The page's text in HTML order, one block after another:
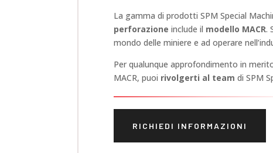
La gamma di prodotti SPM Special
perforazione include il modello MACR.
mondo delle miniere e ad operare
Per qualunque approfondimento in
MACR, puoi rivolgerti al team di SPM
RICHIEDI INFORMAZIONI